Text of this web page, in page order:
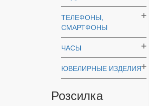
ТЕЛЕФОНЫ,
СМАРТФОНЫ
ЧАСЫ
ЮВЕЛИРНЫЕ ИЗДЕЛИЯ
Розсилка